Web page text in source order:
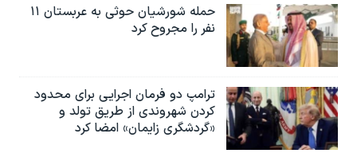
حمله شورشیان حوثی به عربستان ۱۱
نفر را مجروح کرد
ترامپ دو فرمان اجرایی برای محدود
کردن شهروندی از طریق تولد و
«گردشگری زایمان» امضا کرد